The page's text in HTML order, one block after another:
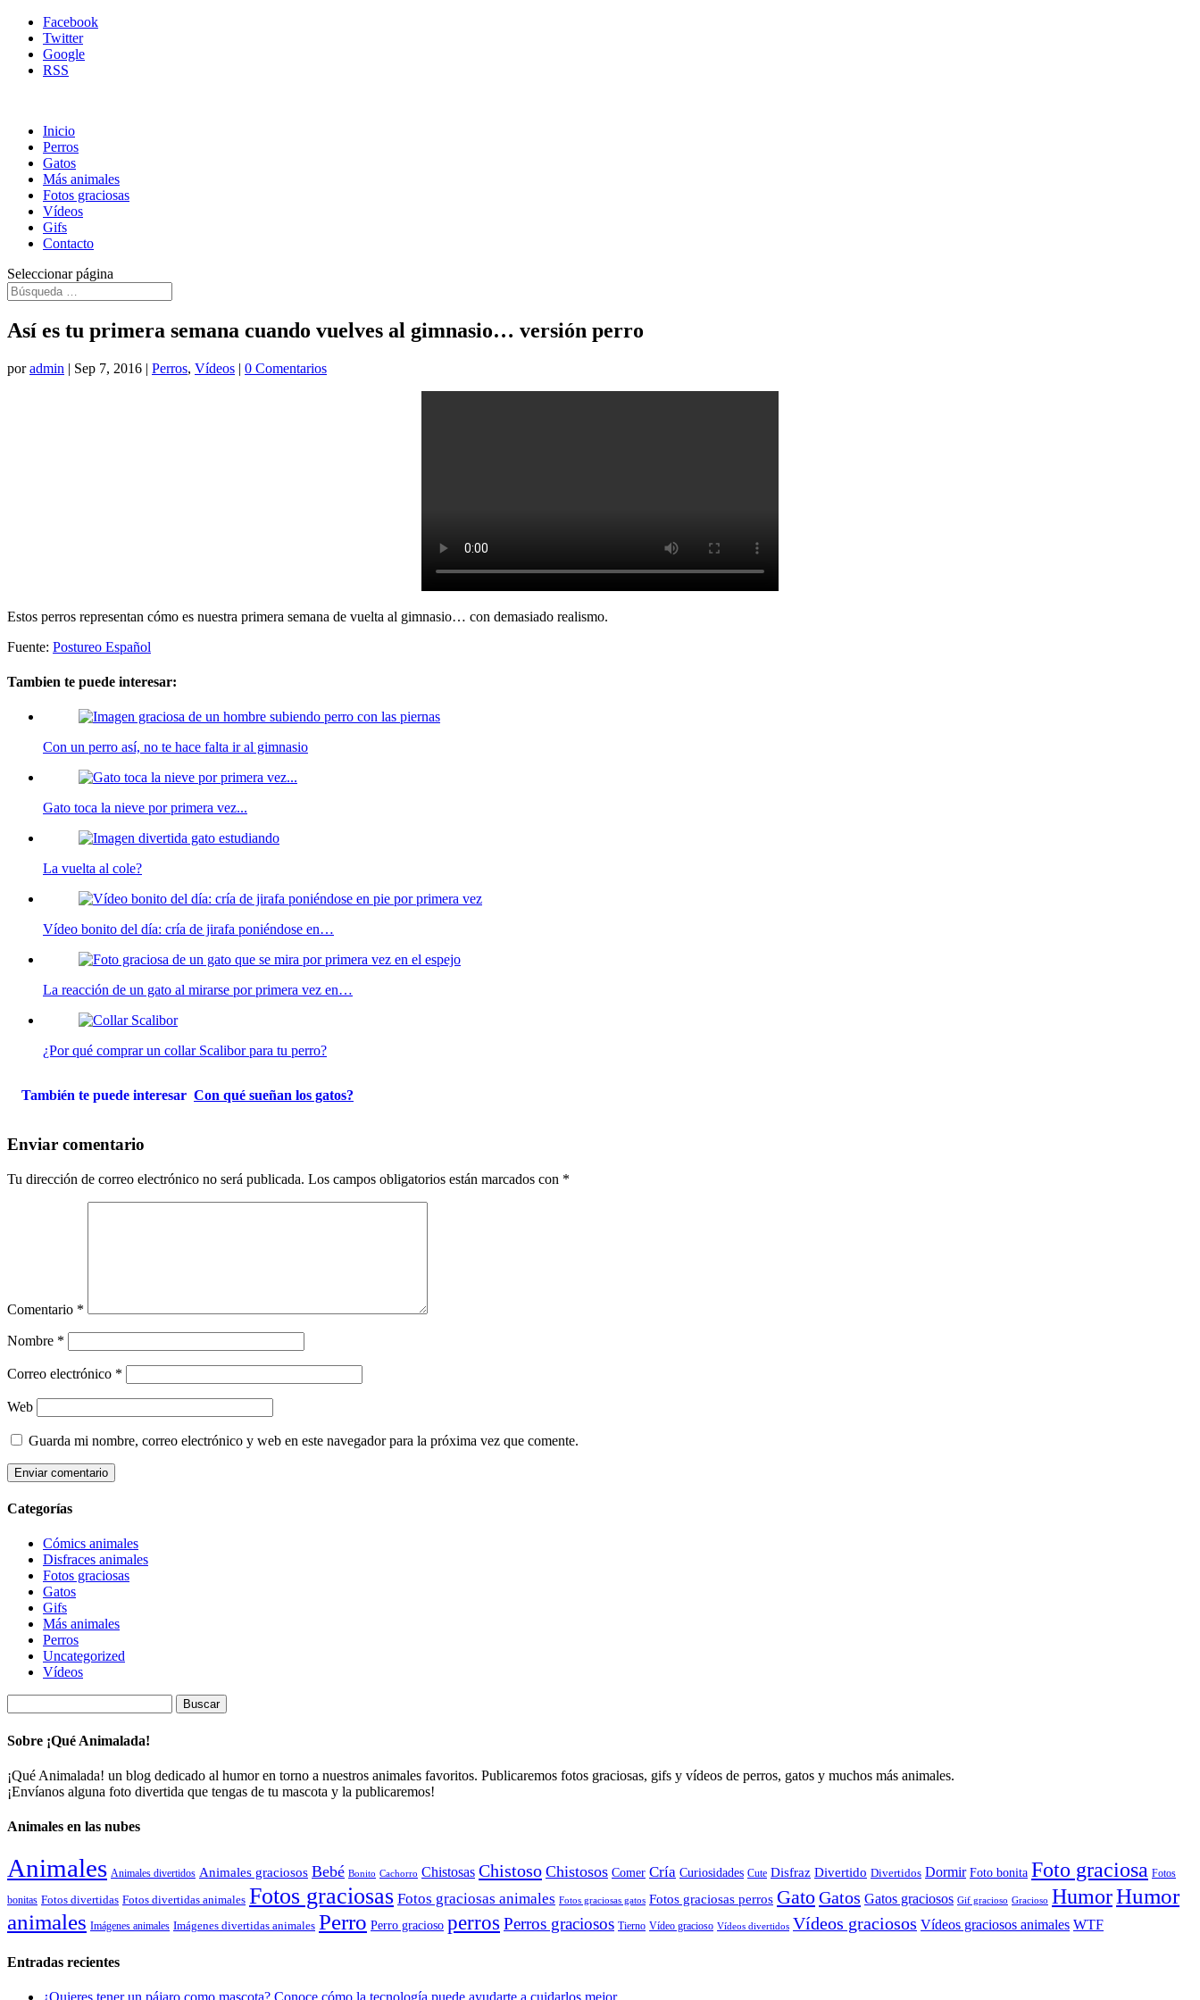
Facebook
Twitter
Google
RSS
Inicio
Perros
Gatos
Más animales
Fotos graciosas
Vídeos
Gifs
Contacto
Seleccionar página
Así es tu primera semana cuando vuelves al gimnasio… versión perro
poradmin | Sep 7, 2016 | Perros, Vídeos | 0 Comentarios
Estos perros representan cómo es nuestra primera semana de vuelta al gimnasio… con demasiado realismo.
Fuente: Postureo Español
Tambien te puede interesar:
Con un perro así, no te hace falta ir al gimnasio
Gato toca la nieve por primera vez...
La vuelta al cole?
Vídeo bonito del día: cría de jirafa poniéndose en…
La reacción de un gato al mirarse por primera vez en…
¿Por qué comprar un collar Scalibor para tu perro?
También te puede interesar Con qué sueñan los gatos?
Enviar comentario
Tu dirección de correo electrónico no será publicada. Los campos obligatorios están marcados con *
Comentario *
Nombre *
Correo electrónico *
Web
Guarda mi nombre, correo electrónico y web en este navegador para la próxima vez que comente.
Categorías
Cómics animales
Disfraces animales
Fotos graciosas
Gatos
Gifs
Más animales
Perros
Uncategorized
Vídeos
Sobre ¡Qué Animalada!
¡Qué Animalada! un blog dedicado al humor en torno a nuestros animales favoritos. Publicaremos fotos graciosas, gifs y vídeos de perros, gatos y muchos más animales.
¡Envíanos alguna foto divertida que tengas de tu mascota y la publicaremos!
Animales en las nubes
Animales Animales divertidos Animales graciosos Bebé Bonito Cachorro Chistosas Chistoso Chistosos Comer Cría Curiosidades Cute Disfraz Divertido Divertidos Dormir Foto bonita Foto graciosa Fotos
bonitas Fotos divertidas Fotos divertidas animales Fotos graciosas Fotos graciosas animales Fotos graciosas gatos Fotos graciosas perros GatoGatos Gatos graciosos Gif gracioso Gracioso HumorHumor
animales Imágenes animales Imágenes divertidas animales Perro Perro gracioso perros Perros graciosos Tierno Vídeo gracioso Vídeos divertidos Vídeos graciosos Vídeos graciosos animales WTF
Entradas recientes
¿Quieres tener un pájaro como mascota? Conoce cómo la tecnología puede ayudarte a cuidarlos mejor